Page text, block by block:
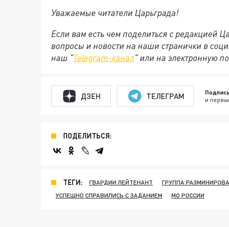
Уважаемые читатели Царьграда!
Если вам есть чем поделиться с редакцией
вопросы и новости на наши странички в
наш "Telegram-канал" или на электронную
ДЗЕН ТЕЛЕГРАМ и
ПОДЕЛИТЬСЯ:
ТЕГИ: ГВАРДИИ ЛЕЙТЕНАНТ ГРУППА
УСПЕШНО СПРАВИЛИСЬ С ЗАДАНИЕМ
МО РОССИИ